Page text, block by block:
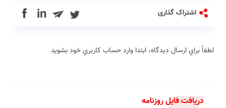
اشتراک گذاری in
لطفاً براي ارسال دیدگاه، ابتدا وارد حساب كاربري خود بشويد
دریافت فایل روزنامه